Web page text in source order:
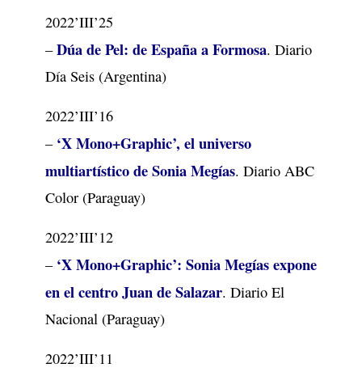
2022’III’25
–Dúa de Pel: de España a Formosa. Diario
Día Seis (Argentina)
2022’III’16
– ‘X Mono+Graphic’, el universo
multiartístico de Sonia Megías. Diario ABC
Color (Paraguay)
2022’III’12
– ‘X Mono+Graphic’: Sonia Megías expone
en el centro Juan de Salazar. Diario El
Nacional (Paraguay)
2022’III’11